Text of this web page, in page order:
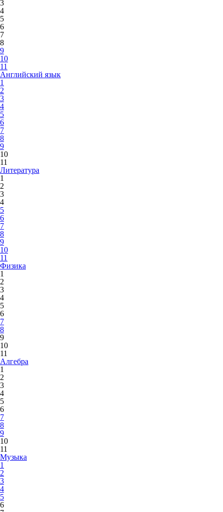
3
4
5
6
7
8
9
10
11
Английский язык
1
2
3
4
5
6
7
8
9
10
11
Литература
1
2
3
4
5
6
7
8
9
10
11
Физика
1
2
3
4
5
6
7
8
9
10
11
Алгебра
1
2
3
4
5
6
7
8
9
10
11
Музыка
1
2
3
4
5
6